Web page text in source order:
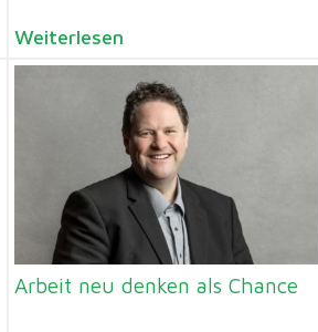
Weiterlesen
Arbeit neu denken als Chance